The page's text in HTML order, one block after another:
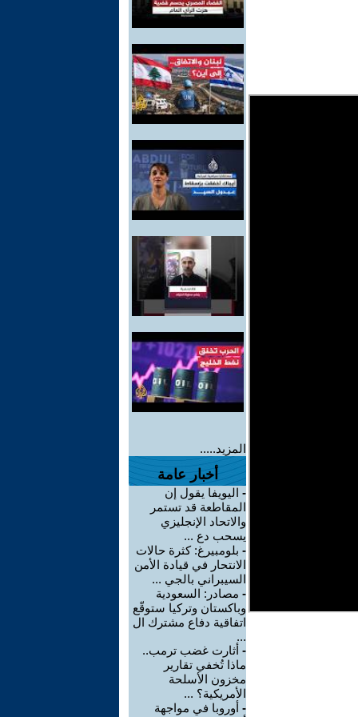
المزيد.....
أخبار عامة
- اليويفا يقول إن
المقاطعة قد تستمر
والاتحاد الإنجليزي
يسحب دع ...
- بلومبيرغ: كثرة حالات
الانتحار في قيادة الأمن
السيبراني بالجي ...
- مصادر: السعودية
وباكستان وتركيا ستوقّع
اتفاقية دفاع مشترك ال
...
- أثارت غضب ترمب..
ماذا تُخفي تقارير
مخزون الأسلحة
الأمريكية؟ ...
- أوروبا في مواجهة